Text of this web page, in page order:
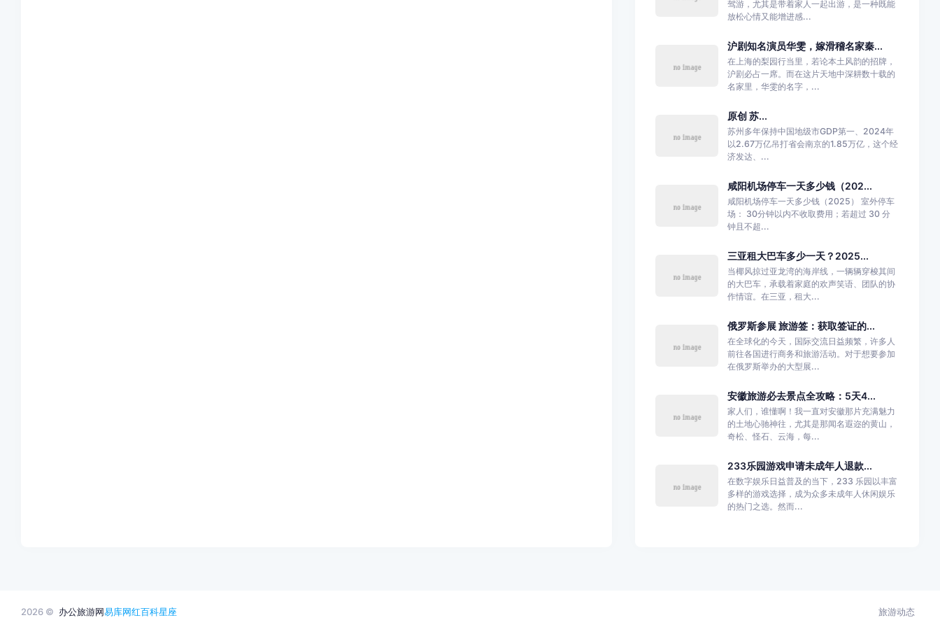
驾游，尤其是带着家人一起出游，是一种既能
放松心情又能增进感...
沪剧知名演员华雯，嫁滑稽名家秦...
在上海的梨园行当里，若论本土风韵的招牌，
沪剧必占一席。而在这片天地中深耕数十载的
名家里，华雯的名字，...
原创 苏...
苏州多年保持中国地级市GDP第一、2024年
以2.67万亿吊打省会南京的1.85万亿，这个经
济发达、...
咸阳机场停车一天多少钱（202...
咸阳机场停车一天多少钱（2025） 室外停车
场： 30分钟以内不收取费用；若超过 30 分
钟且不超...
三亚租大巴车多少一天？2025...
当椰风掠过亚龙湾的海岸线，一辆辆穿梭其间
的大巴车，承载着家庭的欢声笑语、团队的协
作情谊。在三亚，租大...
俄罗斯参展 旅游签：获取签证的...
在全球化的今天，国际交流日益频繁，许多人
前往各国进行商务和旅游活动。对于想要参加
在俄罗斯举办的大型展...
安徽旅游必去景点全攻略：5天4...
家人们，谁懂啊！我一直对安徽那片充满魅力
的土地心驰神往，尤其是那闻名遐迩的黄山，
奇松、怪石、云海，每...
233乐园游戏申请未成年人退款...
在数字娱乐日益普及的当下，233 乐园以丰富
多样的游戏选择，成为众多未成年人休闲娱乐
的热门之选。然而...
2026 © 办公旅游网易库网红百科星座 旅游动态